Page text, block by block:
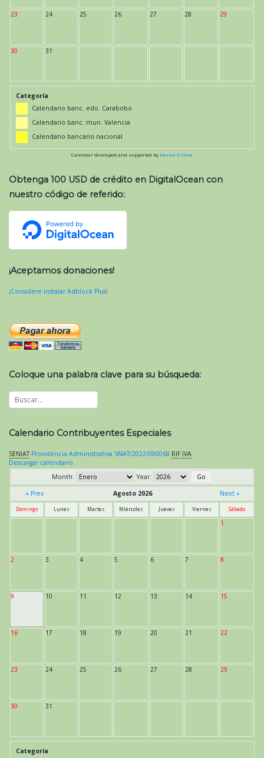
23 24 25 26 27 28 29
30 31
Categoría
Calendario banc. edo. Carabobo
Calendario banc. mun. Valencia
Calendario bancario nacional
Calendar developed and supported by Kieran O'Shea
Obtenga 100 USD de crédito en DigitalOcean con
nuestro código de referido:
¡Aceptamos donaciones!
¡Considere instalar Adblock Plus!
Coloque una palabra clave para su búsqueda:
Calendario Contribuyentes Especiales
SENIAT Providencia Administrativa SNAT/2022/000068 RIF IVA
Descargar calendario
Month:
Year:
« Prev
Agosto 2026 Next »
Domingo Lunes Martes Miércoles Jueves Viernes Sábado
1
2 3 4 5 6 7 8
9 10 11 12 13 14 15
16 17 18 19 20 21 22
23 24 25 26 27 28 29
30 31
Categoría